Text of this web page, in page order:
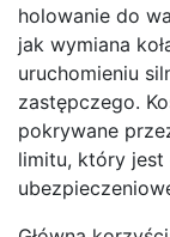
holowanie do
jak wymiana
uruchomieniu
zastępczego.
pokrywane
limitu, który